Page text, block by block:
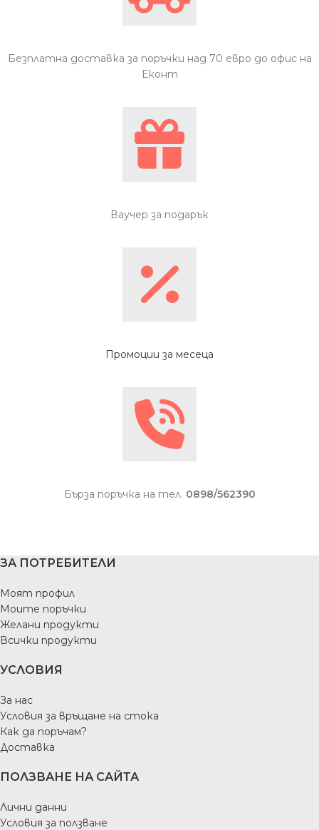
Безплатна доставка за поръчки над 70 евро до офис на
Еконт
Ваучер за подарък
Промоции за месеца
Бърза поръчка на тел. 0898/562390
ЗА ПОТРЕБИТЕЛИ
Моят профил
Моите поръчки
Желани продукти
Всички продукти
УСЛОВИЯ
За нас
Условия за връщане на стока
Как да поръчам?
Доставка
ПОЛЗВАНЕ НА САЙТА
Лични данни
Условия за ползване